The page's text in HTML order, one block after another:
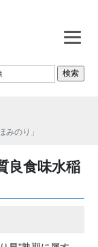
みのり」
良食味水稲